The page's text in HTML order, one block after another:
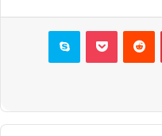
بينتيريست بوكيت سكايب